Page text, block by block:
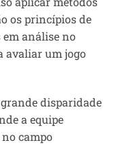
os princípios de
análise no
avaliar um jogo
disparidade
a equipe
campo